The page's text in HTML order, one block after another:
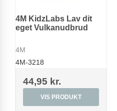
4M KidzLabs Lav dit
eget Vulkanudbrud
4M
4M-3218
44,95 kr.
VIS PRODUKT